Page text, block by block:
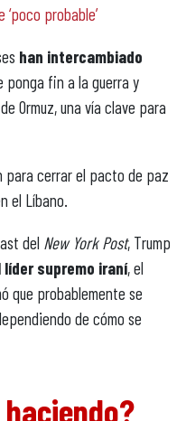
probable’
han intercambiado
ponga fin a la guerra y
Ormuz, una vía clave para
para cerrar el pacto de paz
el Líbano.
del New York Post, Trump
supremo iraní, el
que probablemente se
de cómo se